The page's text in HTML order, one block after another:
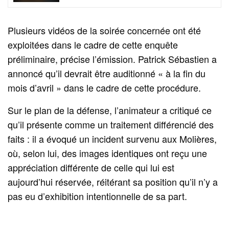
Plusieurs vidéos de la soirée concernée ont été
exploitées dans le cadre de cette enquête
préliminaire, précise l’émission. Patrick Sébastien a
annoncé qu’il devrait être auditionné « à la fin du
mois d’avril » dans le cadre de cette procédure.
Sur le plan de la défense, l’animateur a critiqué ce
qu’il présente comme un traitement différencié des
faits : il a évoqué un incident survenu aux Molières,
où, selon lui, des images identiques ont reçu une
appréciation différente de celle qui lui est
aujourd’hui réservée, réitérant sa position qu’il n’y a
pas eu d’exhibition intentionnelle de sa part.